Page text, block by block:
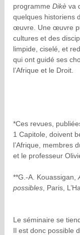
programmeDikèva
quelques historiens
œuvre. Une œuvre
cultures et des
limpide, ciselé, et
qui ont guidé ses
l’Afrique et le Droit.
*Ces revues,
1 Capitole, doivent
l’Afrique, membres
et le professeur
**G.-A. Kouassigan,
possibles , Paris,
Le séminaire se
Il est donc possible